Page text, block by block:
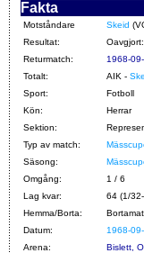
Fakta
Motståndare Skeid
Resultat:
Returmatch:
1968-
Totalt:
AIK -
Sport:
Fotboll
Kön:
Herrar
Sektion:
Typ av match:
Säsong:
Omgång:
1 / 6
Lag kvar:
64 (1/
Hemma/Borta:
Datum:
1968-
Arena:
Bislett,